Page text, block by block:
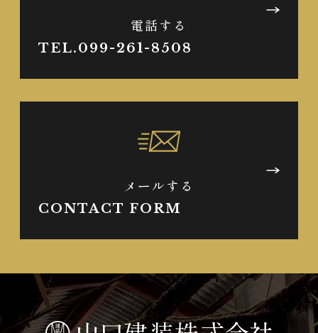
電話する
TEL.099-261-8508
メールする
CONTACT FORM